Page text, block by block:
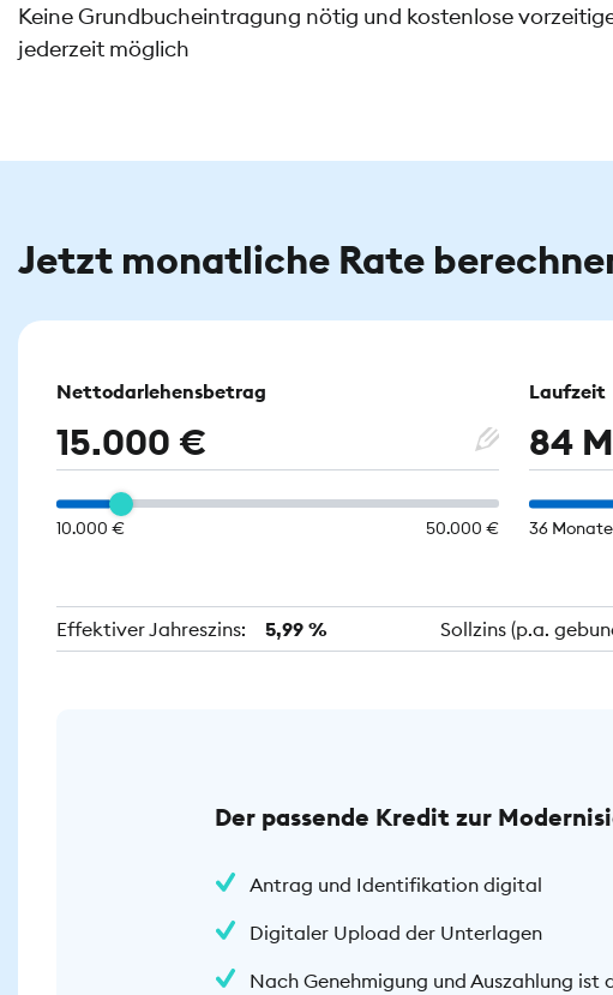
Keine Grundbucheintragung nötig und kostenlose
jederzeit möglich
Jetzt monatliche Rate
Nettodarlehensbetrag
15.000 €
10.000 € 50.000 €
Laufzeit
84
36 Monate
Effektiver Jahreszins: 5,99 % Sollzins (p.a.
Der passende Kredit zur
Antrag und Identifikation digital​
Digitaler Upload der Unterlagen
Nach Genehmigung und Auszahlung